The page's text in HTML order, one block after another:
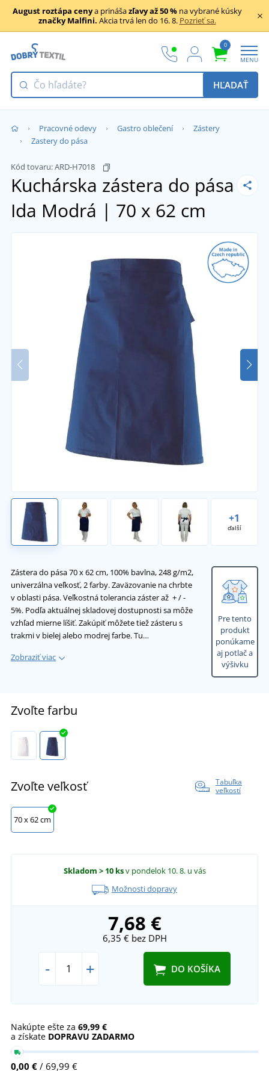
August roztápa cenya prinášazľavy až 50 %na vybrané kúsky
značky Malfini. Akcia trvá len do 16. 8. Pozrieť sa.
0
MENU
HĽADAŤ
Pracovné odevy Gastro oblečení
Zástery
Zastery do pása
Kód tovaru:ARD-H7018
Kuchárska zástera do pása
Ida Modrá | 70 x 62 cm
+1
ďalší
Zástera do pása 70 x 62 cm, 100% bavlna, 248 g/m2,
univerzálna veľkosť, 2 farby. Zaväzovanie na chrbte
v oblasti pása. Veľkostná tolerancia záster až + / -
5%. Podľa aktuálnej skladovej dostupnosti sa môže
vzhľad mierne líšiť. Zakúpiť môžete tiež zásteru s
trakmi v bielej alebo modrej farbe. Tu…
Zobraziť viac
Pre tento
produkt
ponúkame
aj potlač a
výšivku
Zvoľte farbu
Zvoľte veľkosť
Tabuľka
veľkostí
70 x 62 cm
Skladom > 10 ksv pondelok 10. 8. u vás
Možnosti dopravy
7,68 €
6,35 €bez DPH
- + DO KOŠÍKA
Nakúpte ešte za 69,99 €
a získate DOPRAVU ZADARMO
0,00 € / 69,99 €